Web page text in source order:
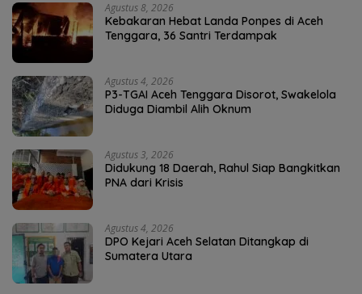
Agustus 8, 2026
Kebakaran Hebat Landa Ponpes di Aceh
Tenggara, 36 Santri Terdampak
Agustus 4, 2026
P3-TGAI Aceh Tenggara Disorot, Swakelola
Diduga Diambil Alih Oknum
Agustus 3, 2026
Didukung 18 Daerah, Rahul Siap Bangkitkan
PNA dari Krisis
Agustus 4, 2026
DPO Kejari Aceh Selatan Ditangkap di
Sumatera Utara